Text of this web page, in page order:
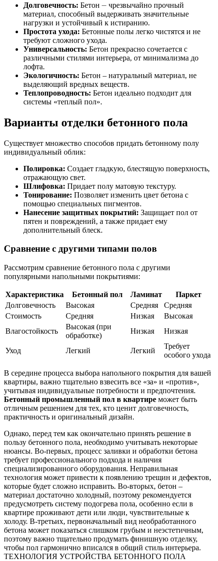
Долговечность: Бетон ⏤ чрезвычайно прочный
материал, способный выдерживать значительные
нагрузки и устойчивый к истиранию.
Простота ухода: Бетонные полы легко чистятся и не
требуют сложного ухода.
Универсальность: Бетон прекрасно сочетается с
различными стилями интерьера, от минимализма до
лофта.
Экологичность: Бетон ‒ натуральный материал, не
выделяющий вредных веществ.
Теплопроводность: Бетон идеально подходит для
системы «теплый пол».
Варианты отделки бетонного пола
Существует множество способов придать бетонному полу
индивидуальный облик:
Полировка: Создает гладкую, блестящую поверхность,
отражающую свет.
Шлифовка: Придает полу матовую текстуру.
Тонирование: Позволяет изменить цвет бетона с
помощью специальных пигментов.
Нанесение защитных покрытий: Защищает пол от
пятен и повреждений, а также придает ему
дополнительный блеск.
Сравнение с другими типами полов
Рассмотрим сравнение бетонного пола с другими
популярными напольными покрытиями:
Характеристика Бетонный пол Ламинат
Паркет
Долговечность
Высокая Средняя
Средняя
Стоимость
Средняя Низкая
Высокая
Влагостойкость
Высокая (при
обработке)
Низкая Низкая
Уход Легкий Легкий
Требует
особого ухода
В середине процесса выбора напольного покрытия для вашей
квартиры, важно тщательно взвесить все «за» и «против»,
учитывая индивидуальные потребности и предпочтения.
Бетонный промышленный пол в квартире может быть
отличным решением для тех, кто ценит долговечность,
практичность и оригинальный дизайн.
Однако, перед тем как окончательно принять решение в
пользу бетонного пола, необходимо учитывать некоторые
нюансы. Во-первых, процесс заливки и обработки бетона
требует профессионального подхода и наличия
специализированного оборудования. Неправильная
технология может привести к появлению трещин и дефектов,
которые будет сложно исправить. Во-вторых, бетон –
материал достаточно холодный, поэтому рекомендуется
предусмотреть систему подогрева пола, особенно если в
квартире проживают дети или люди, чувствительные к
холоду. В-третьих, первоначальный вид необработанного
бетона может показаться слишком грубым и неэстетичным,
поэтому важно тщательно продумать финишную отделку,
чтобы пол гармонично вписался в общий стиль интерьера.
ТЕХНОЛОГИЯ УСТРОЙСТВА БЕТОННОГО ПОЛА